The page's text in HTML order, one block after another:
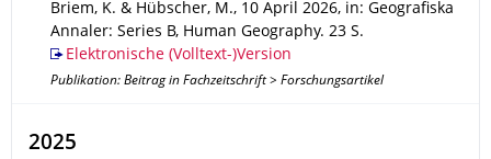
Briem, K. & Hübscher, M., 10 April 2026,
in: Geografiska
Annaler: Series B, Human Geography. 23 S.
Elektronische (Volltext-)Version
Publikation: Beitrag in Fachzeitschrift > Forschungsartikel
2025